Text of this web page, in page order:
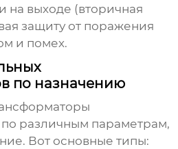
на выходе (вторичная
защиту от поражения
и помех.
по назначению
различным параметрам,
Вот основные типы: